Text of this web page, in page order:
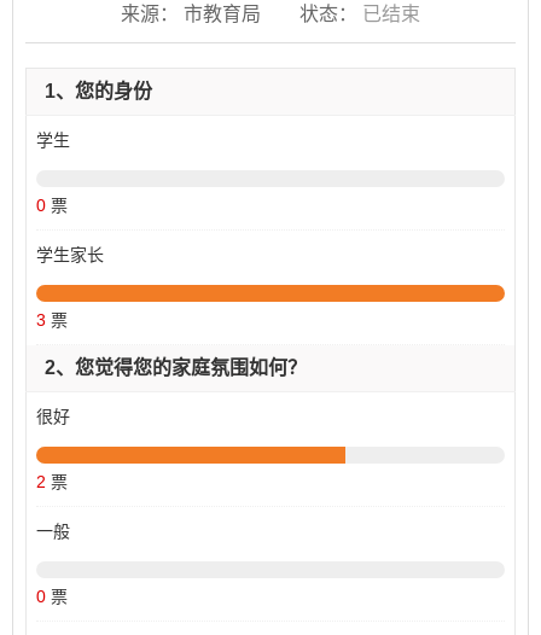
来源： 市教育局
状态： 已结束
1、您的身份
学生
0 票
学生家长
3 票
2、您觉得您的家庭氛围如何？
很好
2 票
一般
0 票